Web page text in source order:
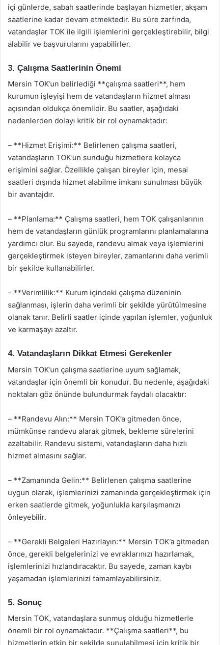
içi günlerde, sabah saatlerinde başlayan hizmetler, akşam
saatlerine kadar devam etmektedir. Bu süre zarfında,
vatandaşlar TOK ile ilgili işlemlerini gerçekleştirebilir, bilgi
alabilir ve başvurularını yapabilirler.
3. Çalışma Saatlerinin Önemi
Mersin TOK’un belirlediği **çalışma saatleri**, hem
kurumun işleyişi hem de vatandaşların hizmet alması
açısından oldukça önemlidir. Bu saatler, aşağıdaki
nedenlerden dolayı kritik bir rol oynamaktadır:
– **Hizmet Erişimi:** Belirlenen çalışma saatleri,
vatandaşların TOK’un sunduğu hizmetlere kolayca
erişimini sağlar. Özellikle çalışan bireyler için, mesai
saatleri dışında hizmet alabilme imkanı sunulması büyük
bir avantajdır.
– **Planlama:** Çalışma saatleri, hem TOK çalışanlarının
hem de vatandaşların günlük programlarını planlamalarına
yardımcı olur. Bu sayede, randevu almak veya işlemlerini
gerçekleştirmek isteyen bireyler, zamanlarını daha verimli
bir şekilde kullanabilirler.
– **Verimlilik:** Kurum içindeki çalışma düzeninin
sağlanması, işlerin daha verimli bir şekilde yürütülmesine
olanak tanır. Belirli saatler içinde yapılan işlemler, yoğunluk
ve karmaşayı azaltır.
4. Vatandaşların Dikkat Etmesi Gerekenler
Mersin TOK’un çalışma saatlerine uyum sağlamak,
vatandaşlar için önemli bir konudur. Bu nedenle, aşağıdaki
noktaları göz önünde bulundurmak faydalı olacaktır:
– **Randevu Alın:** Mersin TOK’a gitmeden önce,
mümkünse randevu alarak gitmek, bekleme sürelerini
azaltabilir. Randevu sistemi, vatandaşların daha hızlı
hizmet almasını sağlar.
– **Zamanında Gelin:** Belirlenen çalışma saatlerine
uygun olarak, işlemlerinizi zamanında gerçekleştirmek için
erken saatlerde gitmek, yoğunlukla karşılaşmanızı
önleyebilir.
– **Gerekli Belgeleri Hazırlayın:** Mersin TOK’a gitmeden
önce, gerekli belgelerinizi ve evraklarınızı hazırlamak,
işlemlerinizi hızlandıracaktır. Bu sayede, zaman kaybı
yaşamadan işlemlerinizi tamamlayabilirsiniz.
5. Sonuç
Mersin TOK, vatandaşlara sunmuş olduğu hizmetlerle
önemli bir rol oynamaktadır. **Çalışma saatleri**, bu
hizmetlerin etkin bir şekilde sunulabilmesi için kritik bir